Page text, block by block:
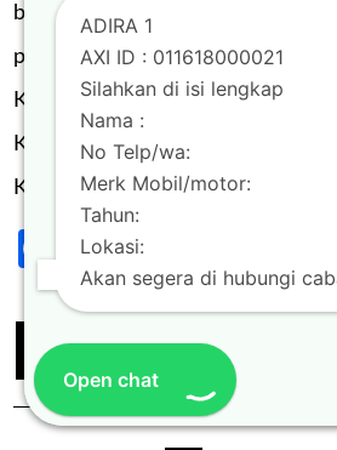
butuh dana? Segera
pinjaman BPKB motor ke
Kredit anda masih jalan di
Koperasi, Pegadaian atau
Kami menerima jasa take …
Facebook
Twitter
Continue Reading
ADIRA 1
AXI ID : 011618000021
Silahkan di isi lengkap
Nama :
No Telp/wa:
Merk Mobil/motor:
Tahun:
Lokasi:
Akan segera di hubungi
Open chat